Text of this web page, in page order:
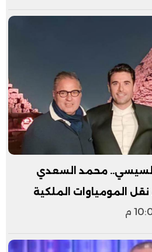
محمد السعدي
المومياوات الملكية